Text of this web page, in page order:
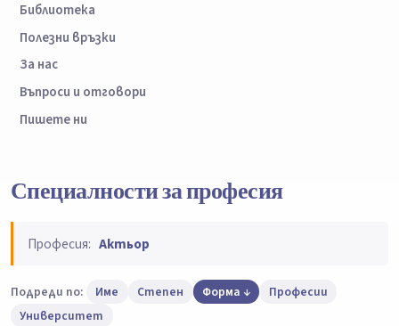
Библиотека
Полезни връзки
За нас
Въпроси и отговори
Пишете ни
Специалности за професия
Професия: Актьор
Подреди по: Име Степен Форма
Професии
Университет